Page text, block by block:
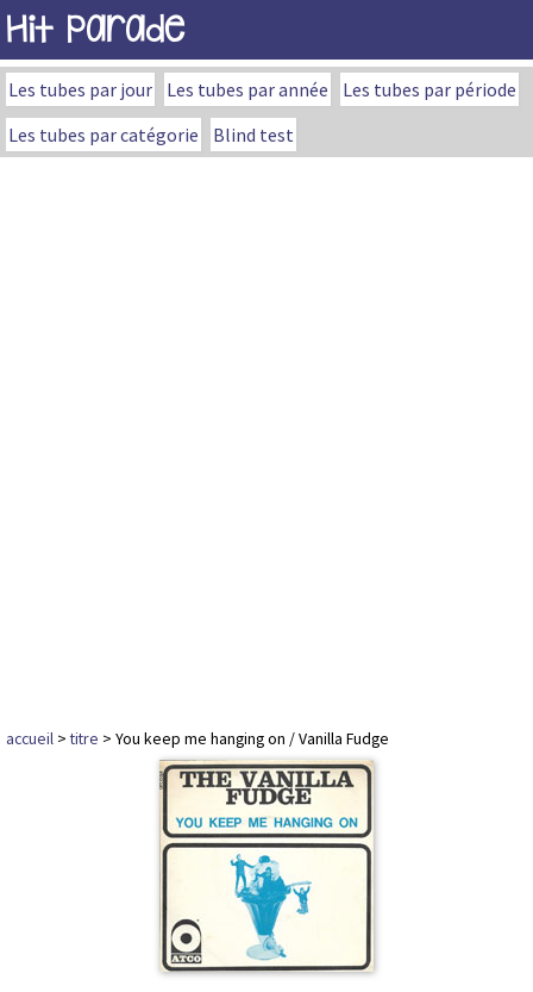
Hit Parade
Les tubes par jour Les tubes par année
Les tubes par période
Les tubes par catégorie
Blind test
accueil >titre > You keep me hanging on / Vanilla Fudge